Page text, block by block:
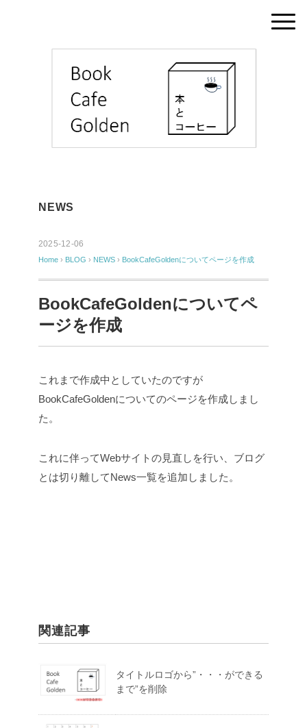
NEWS
2025-12-06
Home › BLOG › NEWS › BookCafeGoldenについてページを作成
BookCafeGoldenについてペ
ージを作成
これまで作成中としていたのですが
BookCafeGoldenについてのページを作成しまし
た。
これに伴ってWebサイトの見直しを行い、ブログ
とは切り離してNews一覧を追加しました。
関連記事
タイトルロゴから”・・・ができる
まで”を削除